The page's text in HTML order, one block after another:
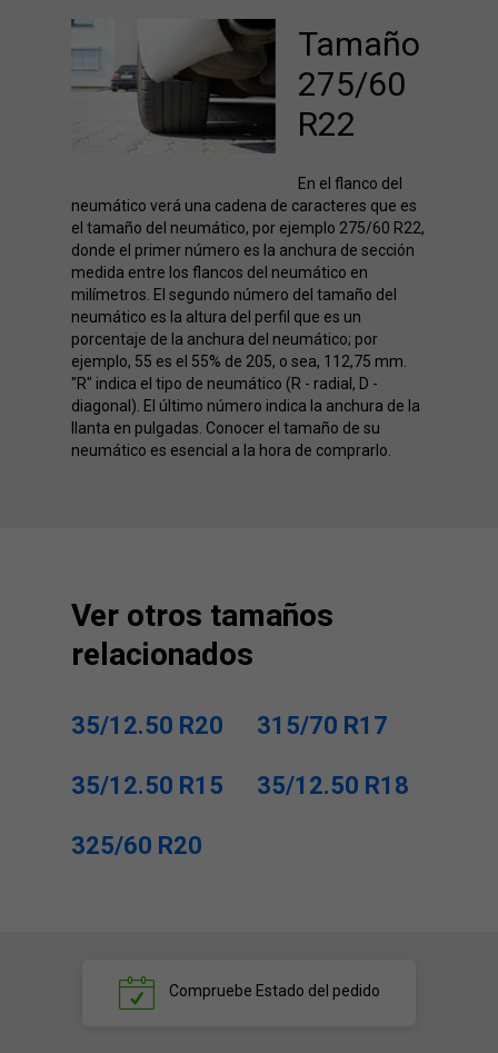
Tamaño
275/60
R22
En el flanco del
neumático verá una cadena de caracteres que es
el tamaño del neumático, por ejemplo 275/60 R22,
donde el primer número es la anchura de sección
medida entre los flancos del neumático en
milímetros. El segundo número del tamaño del
neumático es la altura del perfil que es un
porcentaje de la anchura del neumático; por
ejemplo, 55 es el 55% de 205, o sea, 112,75 mm.
"R" indica el tipo de neumático (R - radial, D -
diagonal). El último número indica la anchura de la
llanta en pulgadas. Conocer el tamaño de su
neumático es esencial a la hora de comprarlo.
Ver otros tamaños
relacionados
35/12.50 R20 315/70 R17
35/12.50 R15 35/12.50 R18
325/60 R20
Compruebe Estado del pedido